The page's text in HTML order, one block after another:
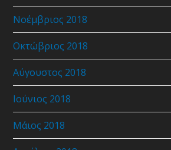
Νοέμβριος 2018
Οκτώβριος 2018
Αύγουστος 2018
Ιούνιος 2018
Μάιος 2018